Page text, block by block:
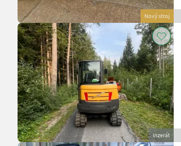
Nový stroj
Inzerát